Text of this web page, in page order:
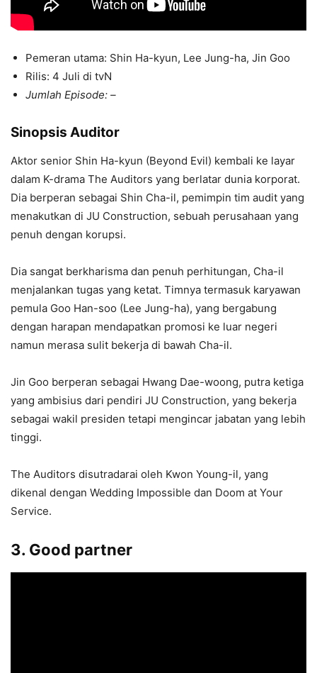
Pemeran utama: Shin Ha-kyun, Lee Jung-ha, Jin Goo
Rilis: 4 Juli di tvN
Jumlah Episode: –
Sinopsis Auditor
Aktor senior Shin Ha-kyun (Beyond Evil) kembali ke layar
dalam K-drama The Auditors yang berlatar dunia korporat.
Dia berperan sebagai Shin Cha-il, pemimpin tim audit yang
menakutkan di JU Construction, sebuah perusahaan yang
penuh dengan korupsi.
Dia sangat berkharisma dan penuh perhitungan, Cha-il
menjalankan tugas yang ketat. Timnya termasuk karyawan
pemula Goo Han-soo (Lee Jung-ha), yang bergabung
dengan harapan mendapatkan promosi ke luar negeri
namun merasa sulit bekerja di bawah Cha-il.
Jin Goo berperan sebagai Hwang Dae-woong, putra ketiga
yang ambisius dari pendiri JU Construction, yang bekerja
sebagai wakil presiden tetapi mengincar jabatan yang lebih
tinggi.
The Auditors disutradarai oleh Kwon Young-il, yang
dikenal dengan Wedding Impossible dan Doom at Your
Service.
3. Good partner